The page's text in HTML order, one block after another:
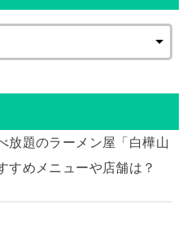
放題のラーメン屋「白樺山
すめメニューや店舗は？